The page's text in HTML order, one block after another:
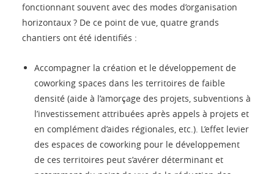
fonctionnant souvent avec des modes d’organisation
horizontaux ? De ce point de vue, quatre grands
chantiers ont été identifiés :
Accompagner la création et le développement de
coworking spaces dans les territoires de faible
densité (aide à l’amorçage des projets, subventions à
l’investissement attribuées après appels à projets et
en complément d’aides régionales, etc.). L’effet levier
des espaces de coworking pour le développement
de ces territoires peut s’avérer déterminant et